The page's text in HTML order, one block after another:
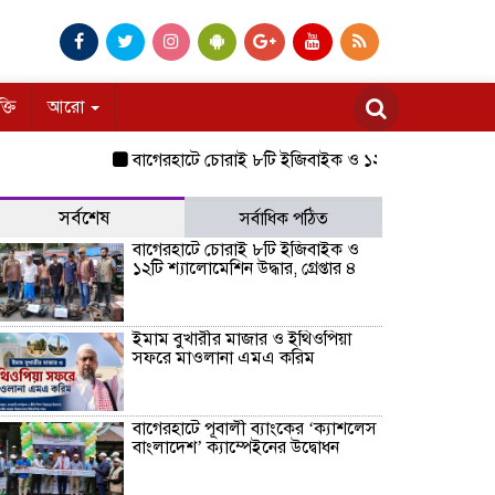
আরো
বাগেরহাটে চোরাই ৮টি ইজিবাইক ও ১২টি শ্যালোমেশিন উদ্ধার,
সর্বশেষ
সর্বাধিক পঠিত
বাগেরহাটে চোরাই ৮টি ইজিবাইক ও
১২টি শ্যালোমেশিন উদ্ধার, গ্রেপ্তার ৪
ইমাম বুখারীর মাজার ও ইথিওপিয়া
সফরে মাওলানা এমএ করিম
বাগেরহাটে পূবালী ব্যাংকের ‘ক্যাশলেস
বাংলাদেশ’ ক্যাম্পেইনের উদ্বোধন